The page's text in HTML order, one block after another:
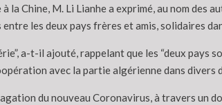
la Chine, M. Li Lianhe a exprimé, au nom des
les deux pays frères et amis, solidaires
a-t-il ajouté, rappelant que les “deux pays
avec la partie algérienne dans divers
du nouveau Coronavirus, à travers un